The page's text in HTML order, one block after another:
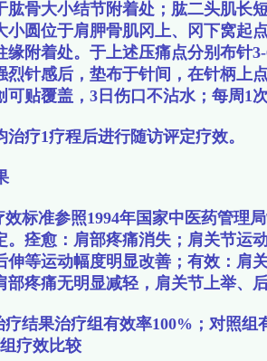
肱骨大小结节附着处；肱二头肌长
小圆位于肩胛骨肌冈上、冈下窝起
缘附着处。于上述压痛点分别布针
烈针感后，垫布于针间，在针柄上
可贴覆盖，3日伤口不沾水；每周1
治疗1疗程后进行随访评定疗效。
标准参照1994年国家中医药管理
。痊愈：肩部疼痛消失；肩关节运
伸等运动幅度明显改善；有效：肩
部疼痛无明显减轻，肩关节上举、
结果治疗组有效率100%；对照组
疗效比较